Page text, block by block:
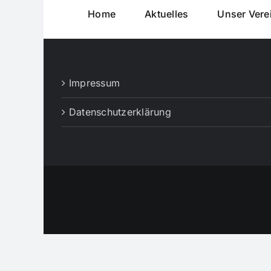
Home Aktuelles Unser
Impressum
Datenschutzerklärung